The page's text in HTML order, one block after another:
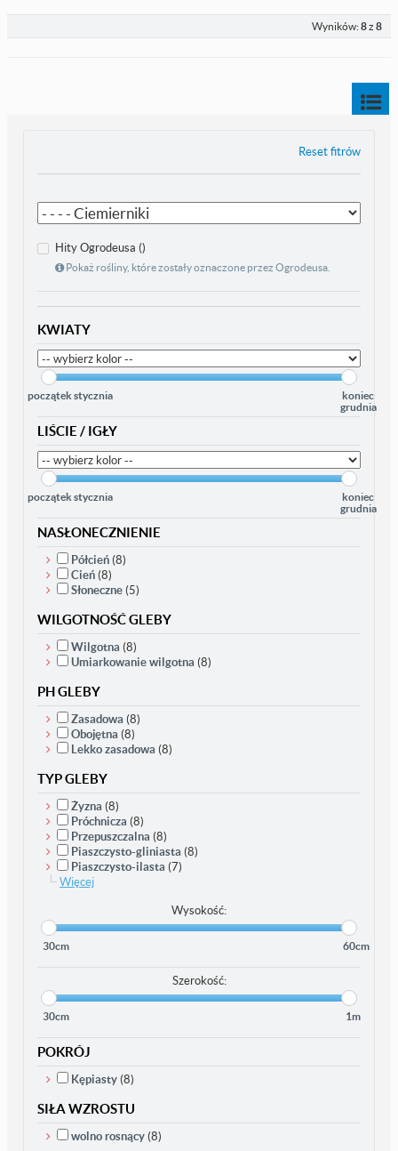
Wyników:8z 8
Reset fitrów
Hity Ogrodeusa ()
Pokaż rośliny, które zostały oznaczone przez Ogrodeusa.
KWIATY
początek stycznia
koniec
grudnia
LIŚCIE / IGŁY
początek stycznia
koniec
grudnia
NASŁONECZNIENIE
Półcień (8)
Cień (8)
Słoneczne (5)
WILGOTNOŚĆ GLEBY
Wilgotna (8)
Umiarkowanie wilgotna (8)
PH GLEBY
Zasadowa (8)
Obojętna (8)
Lekko zasadowa (8)
TYP GLEBY
Żyzna (8)
Próchnicza (8)
Przepuszczalna (8)
Piaszczysto-gliniasta (8)
Piaszczysto-ilasta (7)
Więcej
Wysokość:
30cm 60cm
Szerokość:
30cm 1m
POKRÓJ
Kępiasty (8)
SIŁA WZROSTU
wolno rosnący (8)